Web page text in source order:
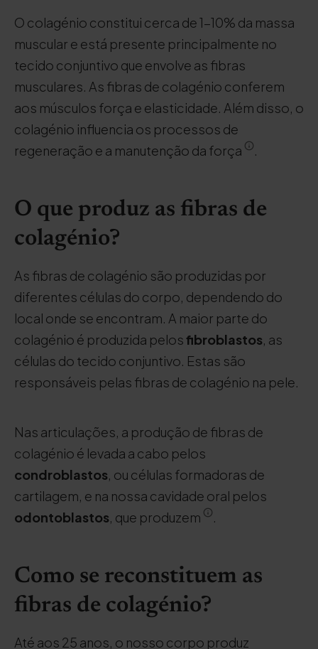
O colagénio constitui cerca de 1-10% da massa
muscular e está presente principalmente no
tecido conjuntivo que envolve as fibras
musculares. As fibras de colagénio conferem
aos músculos força e elasticidade. Além disso, o
colagénio influencia os processos de
regeneração e a manutenção da força
.
O que produz as fibras de
colagénio?
As fibras de colagénio são produzidas por
diferentes células do corpo, dependendo do
local onde se encontram. A maior parte do
colagénio é produzida pelosfibroblastos, as
células do tecido conjuntivo. Estas são
responsáveis pelas fibras de colagénio na pele.
Nas articulações, a produção de fibras de
colagénio é levada a cabo pelos
condroblastos, ou células formadoras de
cartilagem, e na nossa cavidade oral pelos
odontoblastos, que produzem .
Como se reconstituem as
fibras de colagénio?
Até aos 25 anos, o nosso corpo produz